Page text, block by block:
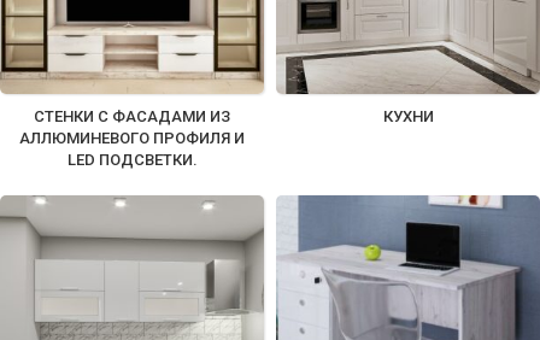
СТЕНКИ С ФАСАДАМИ ИЗ
АЛЛЮМИНЕВОГО ПРОФИЛЯ И
LED ПОДСВЕТКИ.
КУХНИ